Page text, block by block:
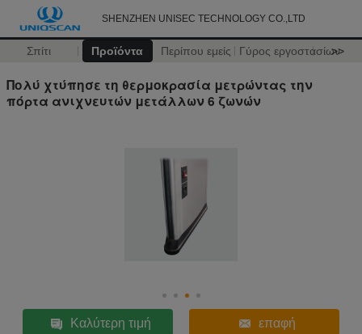
SHENZHEN UNISEC TECHNOLOGY CO.,LTD
Σπίτι Προϊόντα Περίπου εμείς Γύρος εργοστασίων
>>
Πολύ χτύπησε τη θερμοκρασία μετρώντας την
πόρτα ανιχνευτών μετάλλων 6 ζωνών
Καλύτερη τιμή επαφή